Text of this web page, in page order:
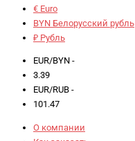
€ Euro
BYN Белорусский рубль
₽ Рубль
EUR/BYN -
3.39
EUR/RUB -
101.47
О компании